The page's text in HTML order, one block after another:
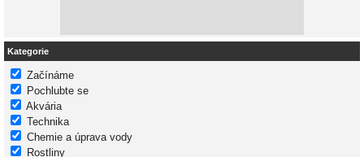
Kategorie
Začínáme
Pochlubte se
Akvária
Technika
Chemie a úprava vody
Rostliny